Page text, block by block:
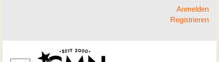
Anmelden
Registrieren